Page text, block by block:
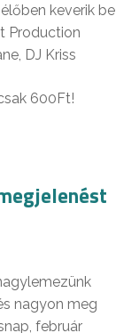
keverik be
Production
DJ Kriss
600Ft!
nagyon meg
február